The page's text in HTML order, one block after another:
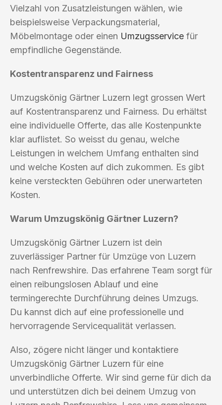
Vielzahl von Zusatzleistungen wählen, wie
beispielsweise Verpackungsmaterial,
Möbelmontage oder einen Umzugsservice für
empfindliche Gegenstände.
Kostentransparenz und Fairness
Umzugskönig Gärtner Luzern legt grossen Wert
auf Kostentransparenz und Fairness. Du erhältst
eine individuelle Offerte, das alle Kostenpunkte
klar auflistet. So weisst du genau, welche
Leistungen in welchem Umfang enthalten sind
und welche Kosten auf dich zukommen. Es gibt
keine versteckten Gebühren oder unerwarteten
Kosten.
Warum Umzugskönig Gärtner Luzern?
Umzugskönig Gärtner Luzern ist dein
zuverlässiger Partner für Umzüge von Luzern
nach Renfrewshire. Das erfahrene Team sorgt für
einen reibungslosen Ablauf und eine
termingerechte Durchführung deines Umzugs.
Du kannst dich auf eine professionelle und
hervorragende Servicequalität verlassen.
Also, zögere nicht länger und kontaktiere
Umzugskönig Gärtner Luzern für eine
unverbindliche Offerte. Wir sind gerne für dich da
und unterstützen dich bei deinem Umzug von